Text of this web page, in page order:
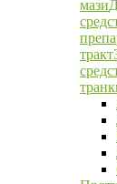
мази
тракт